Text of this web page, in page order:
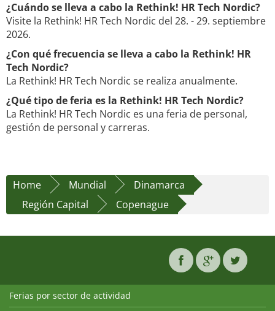
¿Cuándo se lleva a cabo la Rethink! HR Tech Nordic?
Visite la Rethink! HR Tech Nordic del 28. - 29. septiembre
2026.
¿Con qué frecuencia se lleva a cabo la Rethink! HR
Tech Nordic?
La Rethink! HR Tech Nordic se realiza anualmente.
¿Qué tipo de feria es la Rethink! HR Tech Nordic?
La Rethink! HR Tech Nordic es una feria de personal,
gestión de personal y carreras.
Home Mundial
Dinamarca
Región Capital
Copenague
Ferias por sector de actividad